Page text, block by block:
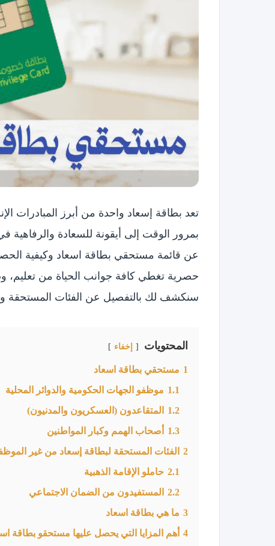
تعد بطاقة إسعاد واحدة من أبرز المبادرات
بمرور الوقت إلى أيقونة للسعادة والرفاهية
عن قائمة مستحقي بطاقة اسعاد وكيفية
حصرية تغطي كافة جوانب الحياة من
سنكشف لك بالتفصيل عن الفئات المستحقة
المحتويات إخفاء
1 مستحقي بطاقة اسعاد
1.1 موظفو الجهات الحكومية والدوائر المحلية
1.2
المتقاعدون (العسكريون والمدنيون)
1.3
أصحاب الهمم وكبار المواطنين
2
الفئات المستحقة لبطاقة إسعاد من غير
2.1 حاملو الإقامة الذهبية
2.2
المستفيدون من الضمان الاجتماعي
3 ما هي بطاقة اسعاد
4 أهم المزايا التي يحصل عليها مستحقو بطاقة